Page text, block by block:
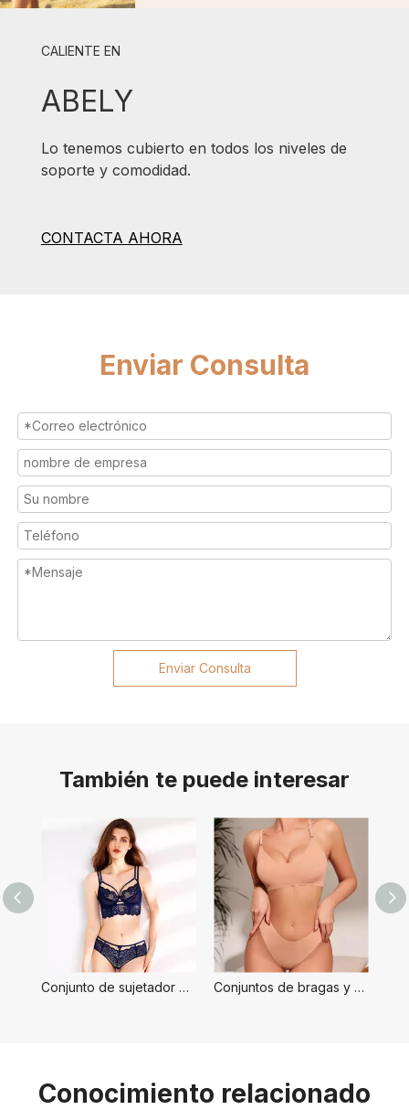
CALIENTE EN
ABELY
Lo tenemos cubierto en todos los niveles de
soporte y comodidad.
CONTACTA AHORA
Enviar Consulta
Enviar Consulta
También te puede interesar
Conjunto de sujetador y bragas de dama Conjuntos de bragas y sujetadores para mujer
Conocimiento relacionado